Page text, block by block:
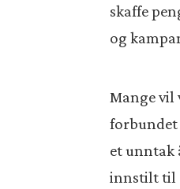
skaffe
og
Mange vil
forbundet
et unntak
innstilt til